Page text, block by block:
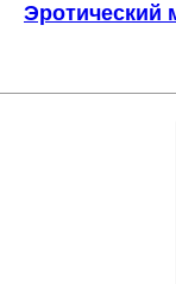
Эротический